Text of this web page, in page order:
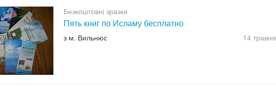
Безкоштовні зразки
Пять книг по Исламу бесплатно
з м. Вильнюс 14 травня